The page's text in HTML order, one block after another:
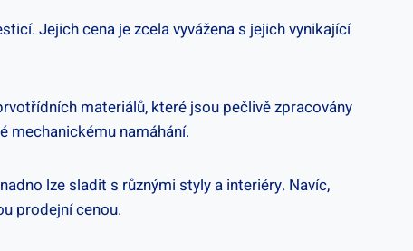
Jejich cena je zcela vyvážena s jejich vynikající
materiálů, které jsou pečlivě zpracovány
mechanickému namáhání.
lze sladit s různými styly a interiéry. Navíc,
prodejní cenou.